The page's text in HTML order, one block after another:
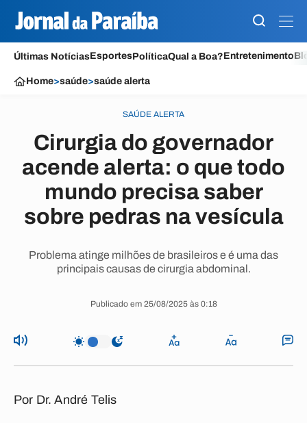
Últimas NotíciasEsportesPolíticaQual a Boa?Entretenimento
Home>saúde>saúde alerta
SAÚDE ALERTA
Cirurgia do governador
acende alerta: o que todo
mundo precisa saber
sobre pedras na vesícula
Problema atinge milhões de brasileiros e é uma das
principais causas de cirurgia abdominal.
Publicado em 25/08/2025 às 0:18
Por Dr. André Telis